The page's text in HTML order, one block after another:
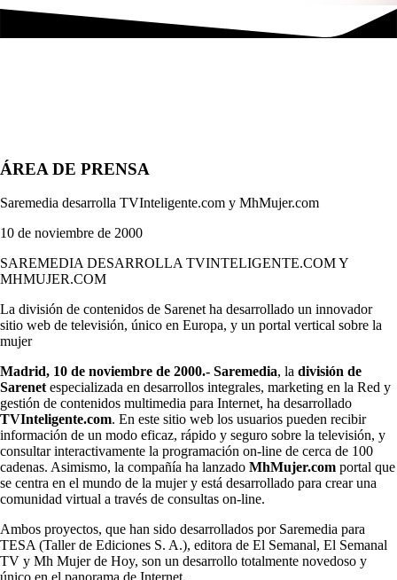
ÁREA DE PRENSA
Saremedia desarrolla TVInteligente.com y MhMujer.com
10 de noviembre de 2000
SAREMEDIA DESARROLLA TVINTELIGENTE.COM Y
MHMUJER.COM
La división de contenidos de Sarenet ha desarrollado un innovador
sitio web de televisión, único en Europa, y un portal vertical sobre la
mujer
Madrid, 10 de noviembre de 2000.- Saremedia, la división de
Sarenet especializada en desarrollos integrales, marketing en la Red y
gestión de contenidos multimedia para Internet, ha desarrollado
TVInteligente.com. En este sitio web los usuarios pueden recibir
información de un modo eficaz, rápido y seguro sobre la televisión, y
consultar interactivamente la programación on-line de cerca de 100
cadenas. Asimismo, la compañía ha lanzado MhMujer.com portal que
se centra en el mundo de la mujer y está desarrollado para crear una
comunidad virtual a través de consultas on-line.
Ambos proyectos, que han sido desarrollados por Saremedia para
TESA (Taller de Ediciones S. A.), editora de El Semanal, El Semanal
TV y Mh Mujer de Hoy, son un desarrollo totalmente novedoso y